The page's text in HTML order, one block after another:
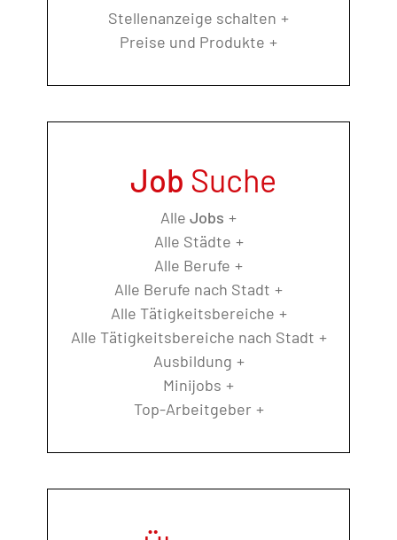
Stellenanzeige schalten
Preise und Produkte
Job Suche
Alle Jobs
Alle Städte
Alle Berufe
Alle Berufe nach Stadt
Alle Tätigkeitsbereiche
Alle Tätigkeitsbereiche nach Stadt
Ausbildung
Minijobs
Top-Arbeitgeber